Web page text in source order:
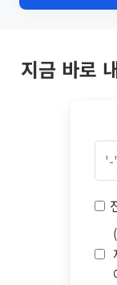
지금 바로